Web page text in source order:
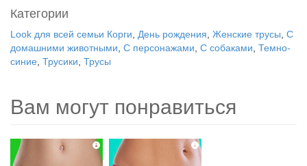
Категории
Look для всей семьи Корги День рождения Женские трусы С
домашними животными С персонажами С собаками Темно-
синие Трусики Трусы
Вам могут понравиться